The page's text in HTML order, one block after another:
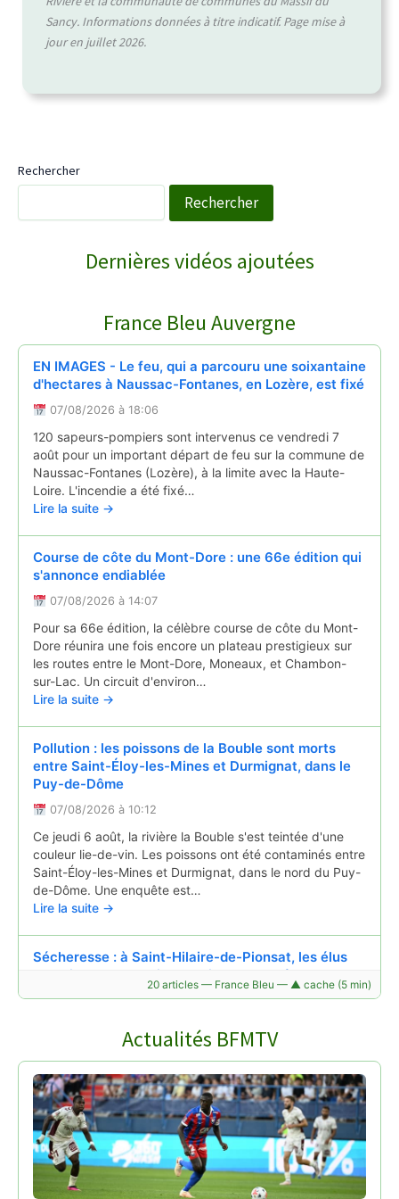
Sancy. Informations données à titre indicatif. Page mise à
jour en juillet 2026.
Rechercher
Rechercher
Dernières vidéos ajoutées
France Bleu Auvergne
EN IMAGES - Le feu, qui a parcouru une soixantaine
d'hectares à Naussac-Fontanes, en Lozère, est fixé
07/08/2026 à 18:06
120 sapeurs-pompiers sont intervenus ce vendredi 7
août pour un important départ de feu sur la commune de
Naussac-Fontanes (Lozère), à la limite avec la Haute-
Loire. L'incendie a été fixé…
Lire la suite →
Course de côte du Mont-Dore : une 66e édition qui
s'annonce endiablée
07/08/2026 à 14:07
Pour sa 66e édition, la célèbre course de côte du Mont-
Dore réunira une fois encore un plateau prestigieux sur
les routes entre le Mont-Dore, Moneaux, et Chambon-
sur-Lac. Un circuit d'environ…
Lire la suite →
Pollution : les poissons de la Bouble sont morts
entre Saint-Éloy-les-Mines et Durmignat, dans le
Puy-de-Dôme
07/08/2026 à 10:12
Ce jeudi 6 août, la rivière la Bouble s'est teintée d'une
couleur lie-de-vin. Les poissons ont été contaminés entre
Saint-Éloy-les-Mines et Durmignat, dans le nord du Puy-
de-Dôme. Une enquête est…
Lire la suite →
Sécheresse : à Saint-Hilaire-de-Pionsat, les élus
surveillent chaque jour le niveau du château d'eau
07/08/2026 à 05:31
À Saint-Hilaire-de-Pionsat, dans les Combrailles (Puy-de-
Dôme), la sécheresse inquiète les habitants. Fin juin, la
commune a connu une première coupure d’eau après
une baisse importante du niveau du château d’eau…
Lire la suite →
20 articles — France Bleu — ▲ cache (5 min)
Actualités BFMTV